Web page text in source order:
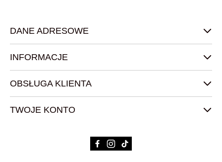
DANE ADRESOWE
INFORMACJE
OBSŁUGA KLIENTA
TWOJE KONTO